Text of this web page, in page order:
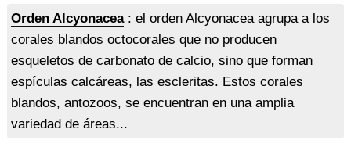
Orden Alcyonacea: el orden Alcyonacea agrupa a los
corales blandos octocorales que no producen
esqueletos de carbonato de calcio, sino que forman
espículas calcáreas, las escleritas. Estos corales
blandos, antozoos, se encuentran en una amplia
variedad de áreas...